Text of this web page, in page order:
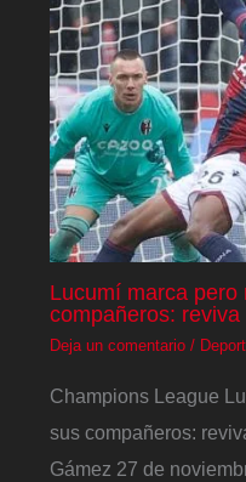
Lucumí marca pero
compañeros:
Deja un comentario /
Champions League
sus compañeros:
Gámez 27 de